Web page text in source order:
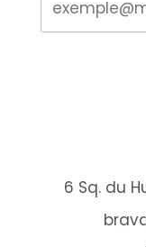
6 Sq. du